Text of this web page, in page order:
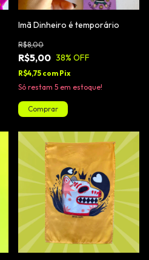
Imã Dinheiro é temporário
R$5,00
R$8,00
38% OFF
R$4,75 com Pix
Só restam 5 em estoque!